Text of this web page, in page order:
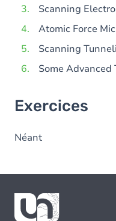
Scanning
Atomic Force
Scanning
Some Advanced
Exercices
Néant